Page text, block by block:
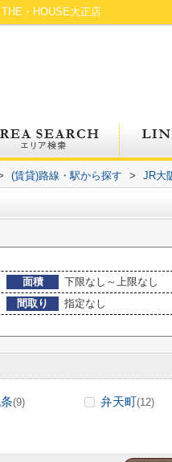
・HOUSE大正店
(賃貸)路線・駅から探す > JR大
面積 下限なし～上限なし
間取り
指定なし
(9) 弁天町(12)